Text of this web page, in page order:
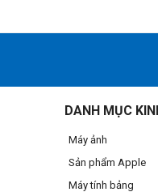
DANH MỤC
Máy ảnh
Sản phẩm Apple
Máy tính bảng